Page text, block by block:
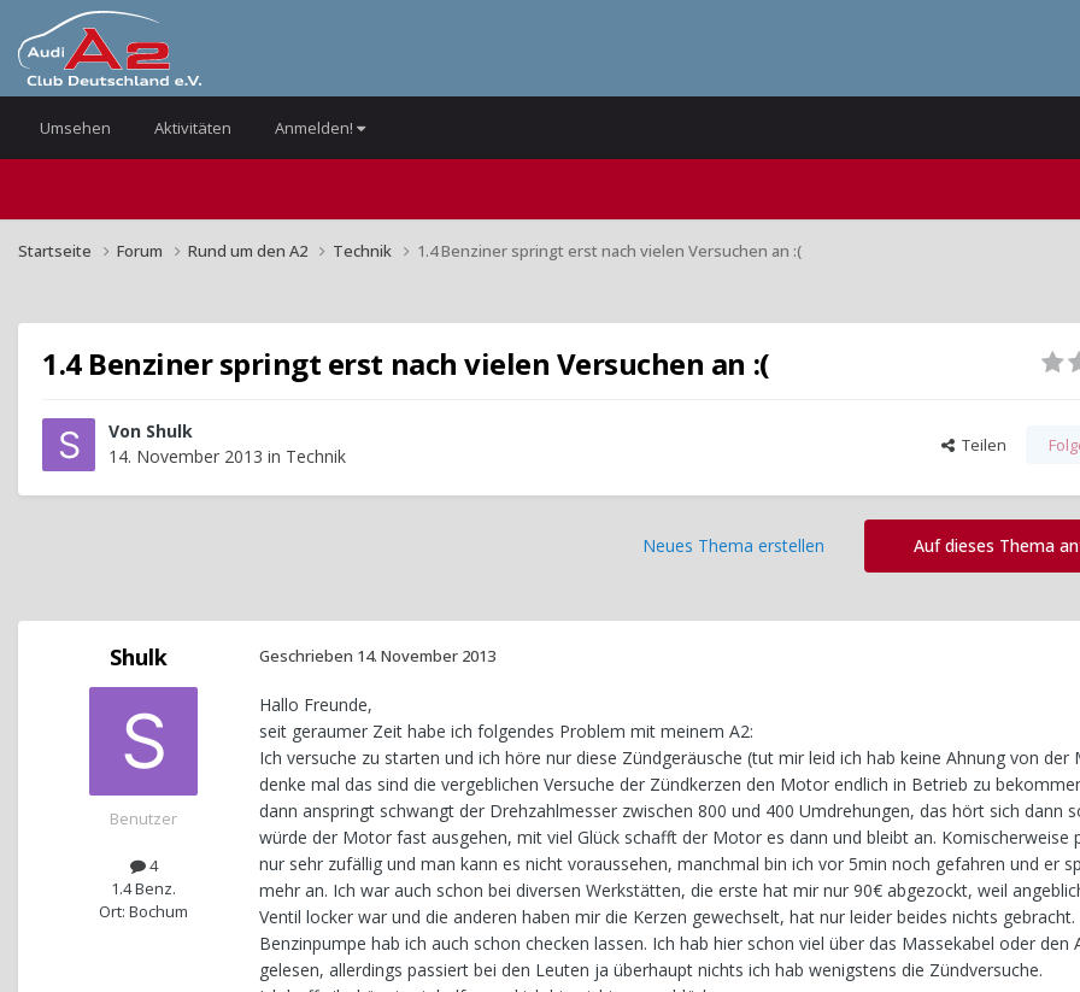
Umsehen Aktivitäten Anmelden!
Startseite Forum Rund um den A2 Technik 1.4 Benziner springt erst nach vielen Versuchen an :(
1.4 Benziner springt erst nach vielen Versuchen an :(
Von Shulk
14. November 2013 in Technik Teilen
Auf dieses Thema
Neues Thema erstellen
Shulk
Benutzer
4
1.4 Benz.
Ort: Bochum
Geschrieben 14. November 2013
Hallo Freunde,
seit geraumer Zeit habe ich folgendes Problem mit meinem A2:
Ich versuche zu starten und ich höre nur diese Zündgeräusche (tut mir leid ich hab keine Ahnung von der
denke mal das sind die vergeblichen Versuche der Zündkerzen den Motor endlich in Betrieb zu
dann anspringt schwangt der Drehzahlmesser zwischen 800 und 400 Umdrehungen, das hört sich dann
würde der Motor fast ausgehen, mit viel Glück schafft der Motor es dann und bleibt an. Komischerweise
nur sehr zufällig und man kann es nicht voraussehen, manchmal bin ich vor 5min noch gefahren und er
mehr an. Ich war auch schon bei diversen Werkstätten, die erste hat mir nur 90€ abgezockt, weil
Ventil locker war und die anderen haben mir die Kerzen gewechselt, hat nur leider beides nichts gebracht.
Benzinpumpe hab ich auch schon checken lassen. Ich hab hier schon viel über das Massekabel oder den
gelesen, allerdings passiert bei den Leuten ja überhaupt nichts ich hab wenigstens die Zündversuche.